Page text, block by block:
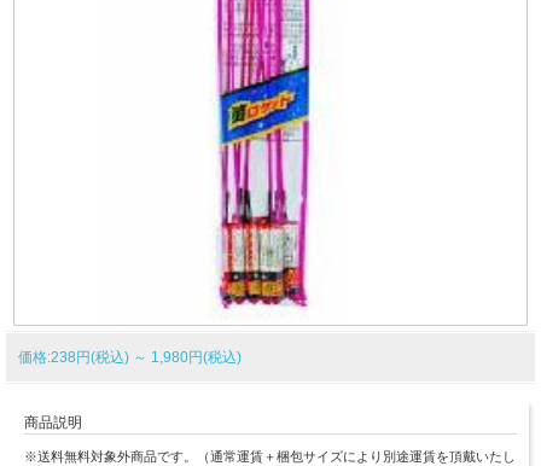
価格:238円(税込) ～ 1,980円(税込)
商品説明
※送料無料対象外商品です。（通常運賃＋梱包サイズにより別途運賃を頂戴いたし